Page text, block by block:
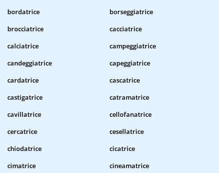
bordatrice
borseggiatrice
brocciatrice
cacciatrice
calciatrice
campeggiatrice
candeggiatrice
capeggiatrice
cardatrice
cascatrice
castigatrice
catramatrice
cavillatrice
cellofanatrice
cercatrice
cesellatrice
chiodatrice
cicatrice
cimatrice
cineamatrice